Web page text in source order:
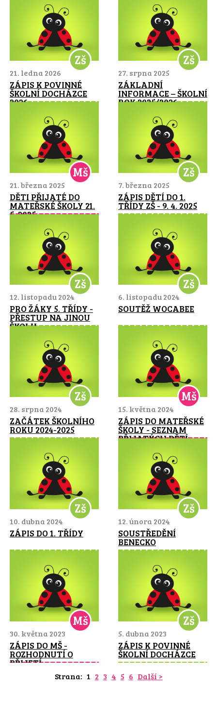
Zš
21. ledna 2026
ZÁPIS K POVINNÉ
ŠKOLNÍ DOCHÁZCE
2026
Zš
27. srpna 2025
ZÁKLADNÍ
INFORMACE – ŠKOLNÍ
ROK 2025/2026
Mš
21. března 2025
DĚTI PŘIJATÉ DO
MATEŘSKÉ ŠKOLY 21.
5. 2025
Zš
7. března 2025
ZÁPIS DĚTÍ DO 1.
TŘÍDY ZŠ - 9. 4. 2025
Zš
12. listopadu 2024
PRO ŽÁKY 5. TŘÍDY -
PŘESTUP NA JINOU
ŠKOLU
Zš
6. listopadu 2024
SOUTĚŽ WOCABEE
Zš
28. srpna 2024
ZAČÁTEK ŠKOLNÍHO
ROKU 2024-2025
Mš
15. května 2024
ZÁPIS DO MATEŘSKÉ
ŠKOLY - SEZNAM
PŘIJATÝCH DĚTÍ
Zš
10. dubna 2024
ZÁPIS DO 1. TŘÍDY
Zš
12. února 2024
SOUSTŘEDĚNÍ
BENECKO
Mš
30. května 2023
ZÁPIS DO MŠ -
ROZHODNUTÍ O
PŘIJETÍ
Zš
5. dubna 2023
ZÁPIS K POVINNÉ
ŠKOLNÍ DOCHÁZCE
Strana: 1 2 3 4 5 6 Další >